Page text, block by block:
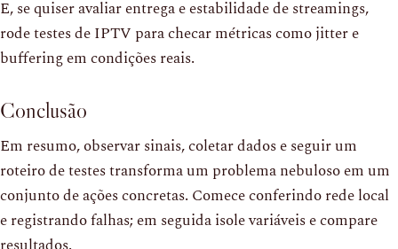
E, se quiser avaliar entrega e estabilidade de streamings,
rode testes de IPTV para checar métricas como jitter e
buffering em condições reais.
Conclusão
Em resumo, observar sinais, coletar dados e seguir um
roteiro de testes transforma um problema nebuloso em um
conjunto de ações concretas. Comece conferindo rede local
e registrando falhas; em seguida isole variáveis e compare